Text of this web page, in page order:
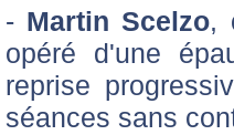
- Martin Scelzo,
opéré d'une
reprise
séances sans